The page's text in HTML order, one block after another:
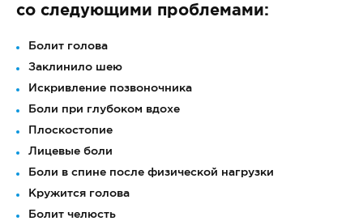
со следующими проблемами:
Болит голова
Заклинило шею
Искривление позвоночника
Боли при глубоком вдохе
Плоскостопие
Лицевые боли
Боли в спине после физической нагрузки
Кружится голова
Болит челюсть